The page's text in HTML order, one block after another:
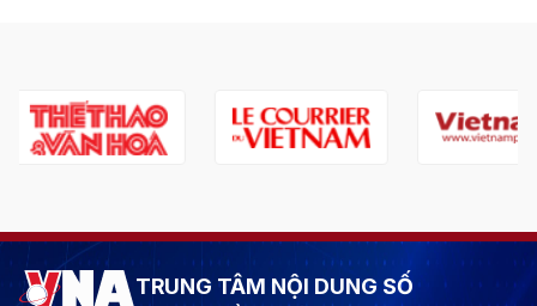
TRUNG TÂM NỘI DUNG SỐ